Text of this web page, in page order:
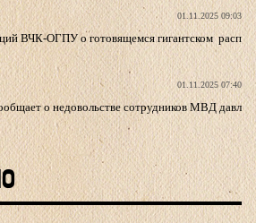
01.11.2025 09:03
ВЧК-ОГПУ о готовящемся гигантском расп
01.11.2025 07:40
о недовольстве сотрудников МВД давл